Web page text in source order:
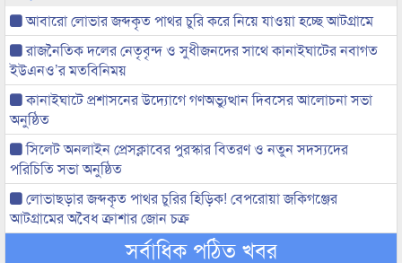
আবারো লোভার জব্দকৃত পাথর চুরি করে নিয়ে যাওয়া হচ্ছে আটগ্রামে
রাজনৈতিক দলের নেতৃবৃন্দ ও সুধীজনদের সাথে কানাইঘাটের নবাগত
ইউএনও’র মতবিনিময়
কানাইঘাটে প্রশাসনের উদ্যোগে গণঅভ্যুত্থান দিবসের আলোচনা সভা
অনুষ্ঠিত
সিলেট অনলাইন প্রেসক্লাবের পুরস্কার বিতরণ ও নতুন সদস্যদের
পরিচিতি সভা অনুষ্ঠিত
লোভাছড়ার জব্দকৃত পাথর চুরির হিড়িক! বেপরোয়া জকিগঞ্জের
আটগ্রামের অবৈধ ক্রাশার জোন চক্র
সর্বাধিক পঠিত খবর